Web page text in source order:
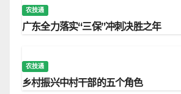
农技通
广东全力落实“三保”冲刺决胜之年
农技通
乡村振兴中村干部的五个角色